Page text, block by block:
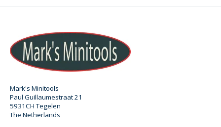
Mark's Minitools
Paul Guillaumestraat 21
5931CH Tegelen
The Netherlands